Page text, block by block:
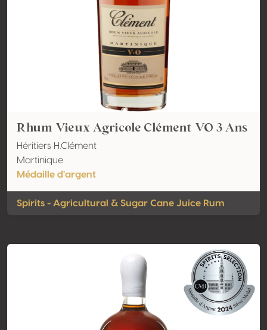
Rhum Vieux Agricole Clément VO 3 Ans
Héritiers H.Clément
Martinique
Médaille d'argent
Spirits - Agricultural & Sugar Cane Juice Rum